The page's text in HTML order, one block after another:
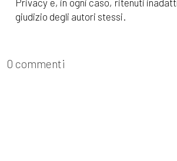
giudizio degli autori stessi.
0 commenti